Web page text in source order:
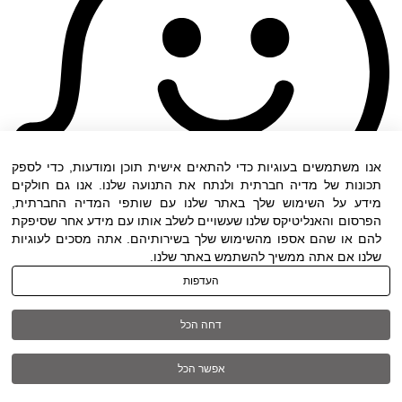
תנאי שימוש|הצהרת נגישות| כל הזכויות שמורות
ל DWO ©
אנו משתמשים בעוגיות כדי להתאים אישית תוכן ומודעות, כדי לספק
תכונות של מדיה חברתית ולנתח את התנועה שלנו. אנו גם חולקים
מידע על השימוש שלך באתר שלנו עם שותפי המדיה החברתית,
הפרסום והאנליטיקס שלנו שעשויים לשלב אותו עם מידע אחר שסיפקת
להם או שהם אספו מהשימוש שלך בשירותיהם. אתה מסכים לעוגיות
שלנו אם אתה ממשיך להשתמש באתר שלנו.
העדפות
דחה הכל
אפשר הכל